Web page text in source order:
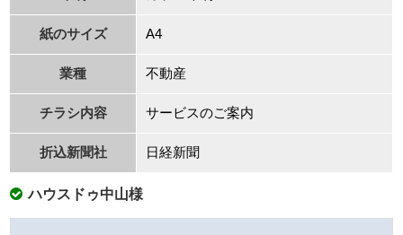
紙のサイズ A4
業種 不動産
チラシ内容 サービスのご案内
折込新聞社 ⽇経新聞
ハウスドゥ中⼭様